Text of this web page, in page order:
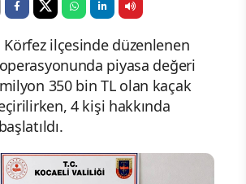
Körfez ilçesinde düzenlenen
operasyonunda piyasa değeri
350 bin TL olan kaçak
4 kişi hakkında